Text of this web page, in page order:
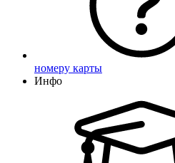
номеру карты
Инфо